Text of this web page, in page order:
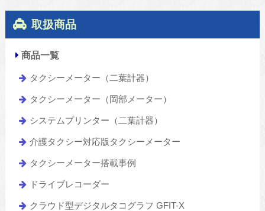
取扱商品
商品一覧
タクシーメーター（二葉計器）
タクシーメーター（岡部メーター）
システムプリンター（二葉計器）
介護タクシー対応版タクシーメーター
タクシーメーター搭載事例
ドライブレコーダー
クラウド型デジタルタコグラフ GFIT-X